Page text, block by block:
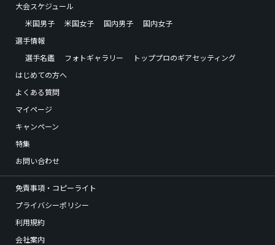
大会スケジュール
米国男子
米国女子 国内男子
国内女子
選手情報
選手名鑑
フォトギャラリー
トッププロのギアセッティング
はじめての方へ
よくある質問
マイページ
キャンペーン
特集
お問い合わせ
免責事項・コピーライト
プライバシーポリシー
利用規約
会社案内